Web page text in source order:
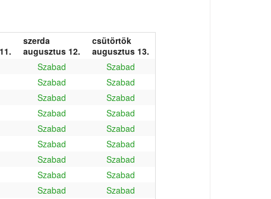
szerda
augusztus 12.
csütörtök
augusztus 13.
Szabad
Szabad
Szabad
Szabad
Szabad
Szabad
Szabad
Szabad
Szabad
Szabad
Szabad
Szabad
Szabad
Szabad
Szabad
Szabad
Szabad
Szabad